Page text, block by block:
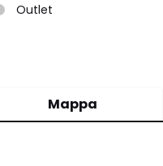
Outlet
Mappa